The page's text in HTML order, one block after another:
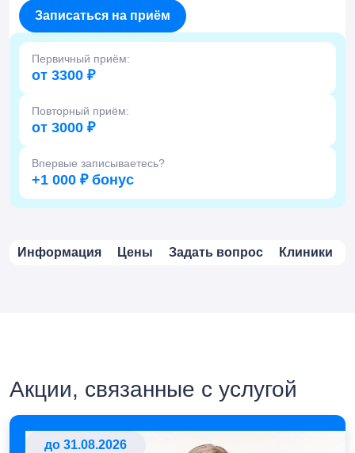
Записаться на приём
Первичный приём:
от 3300 ₽
Повторный приём:
от 3000 ₽
Впервые записываетесь?
+1 000 ₽ бонус
Информация Цены Задать вопрос Клиники
Акции, связанные с услугой
до 31.08.2026